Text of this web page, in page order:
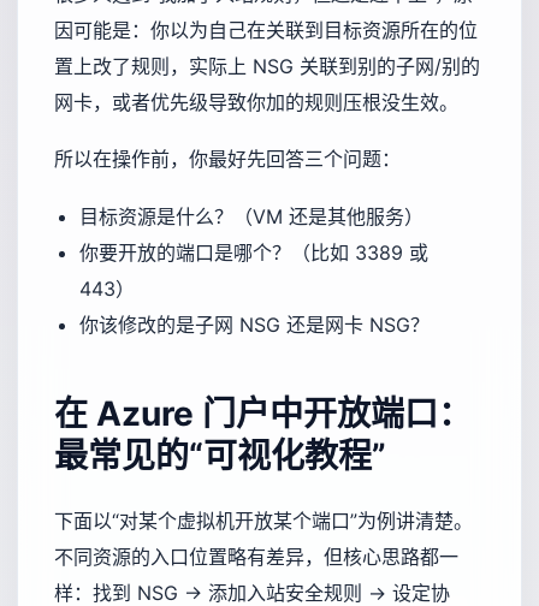
因可能是：你以为自己在关联到目标资源所在的位
置上改了规则，实际上 NSG 关联到别的子网/别的
网卡，或者优先级导致你加的规则压根没生效。
所以在操作前，你最好先回答三个问题：
目标资源是什么？（VM 还是其他服务）
你要开放的端口是哪个？（比如 3389 或
443）
你该修改的是子网 NSG 还是网卡 NSG？
在 Azure 门户中开放端口：
最常见的“可视化教程”
下面以“对某个虚拟机开放某个端口”为例讲清楚。
不同资源的入口位置略有差异，但核心思路都一
样：找到 NSG → 添加入站安全规则 → 设定协